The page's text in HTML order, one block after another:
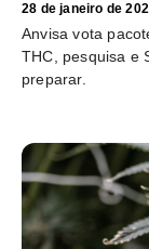
28 de janeiro de
Anvisa vota
THC, pesquisa e
preparar.